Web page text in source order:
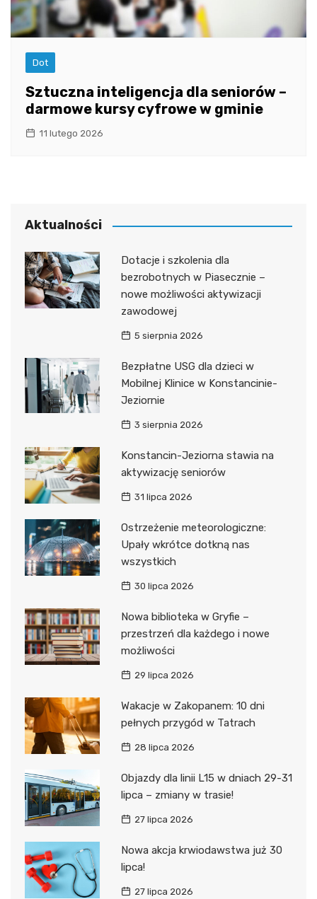
Dot
Sztuczna inteligencja dla seniorów –
darmowe kursy cyfrowe w gminie
11 lutego 2026
Aktualności
Dotacje i szkolenia dla
bezrobotnych w Piasecznie –
nowe możliwości aktywizacji
zawodowej
5 sierpnia 2026
Bezpłatne USG dla dzieci w
Mobilnej Klinice w Konstancinie-
Jeziornie
3 sierpnia 2026
Konstancin-Jeziorna stawia na
aktywizację seniorów
31 lipca 2026
Ostrzeżenie meteorologiczne:
Upały wkrótce dotkną nas
wszystkich
30 lipca 2026
Nowa biblioteka w Gryfie –
przestrzeń dla każdego i nowe
możliwości
29 lipca 2026
Wakacje w Zakopanem: 10 dni
pełnych przygód w Tatrach
28 lipca 2026
Objazdy dla linii L15 w dniach 29-31
lipca – zmiany w trasie!
27 lipca 2026
Nowa akcja krwiodawstwa już 30
lipca!
27 lipca 2026